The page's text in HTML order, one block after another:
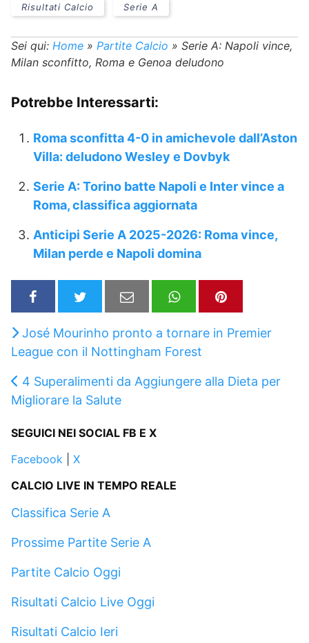
Risultati Calcio Serie A
Sei qui: Home » Partite Calcio » Serie A: Napoli vince,
Milan sconfitto, Roma e Genoa deludono
Potrebbe Interessarti:
Roma sconfitta 4-0 in amichevole dall’Aston
Villa: deludono Wesley e Dovbyk
Serie A: Torino batte Napoli e Inter vince a
Roma, classifica aggiornata
Anticipi Serie A 2025-2026: Roma vince,
Milan perde e Napoli domina
José Mourinho pronto a tornare in Premier
League con il Nottingham Forest
4 Superalimenti da Aggiungere alla Dieta per
Migliorare la Salute
SEGUICI NEI SOCIAL FB E X
Facebook
X
CALCIO LIVE IN TEMPO REALE
Classifica Serie A
Prossime Partite Serie A
Partite Calcio Oggi
Risultati Calcio Live Oggi
Risultati Calcio Ieri